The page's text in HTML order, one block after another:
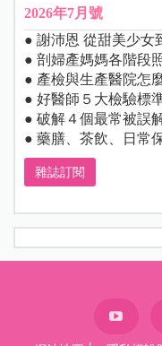
2026年7月號
● 謝沛恩 從甜美少女
● 剖婦產媽媽各階段
● 產檢與生產醫院怎
● 好醫師５大檢驗標
● 破解４個最常被誤
● 藥膳、茶飲、日常
雜誌訂閱